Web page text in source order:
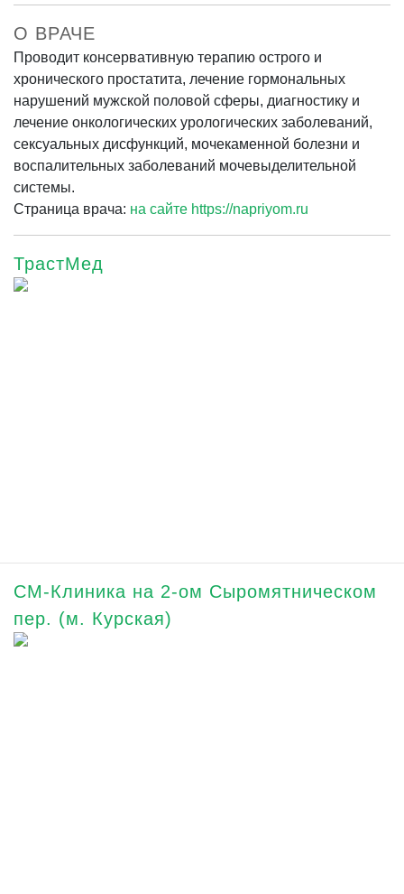
О ВРАЧЕ
Проводит консервативную терапию острого и
хронического простатита, лечение гормональных
нарушений мужской половой сферы, диагностику и
лечение онкологических урологических заболеваний,
сексуальных дисфункций, мочекаменной болезни и
воспалительных заболеваний мочевыделительной
системы.
Страница врача: на сайте https://napriyom.ru
ТрастМед
СМ-Клиника на 2-ом Сыромятническом
пер. (м. Курская)